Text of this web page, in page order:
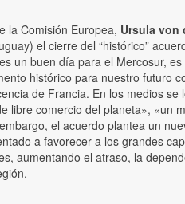
la Comisión Europea, Ursula von
el cierre del “histórico”
un buen día para el Mercosur,
histórico para nuestro futuro
de Francia. En los medios
libre comercio del planeta», «un
el acuerdo plantea un
a favorecer a los grandes
aumentando el atraso, la